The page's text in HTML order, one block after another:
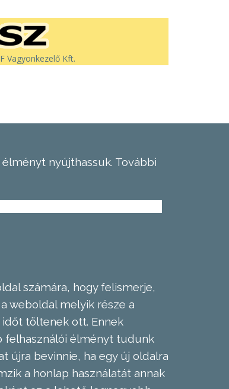
Vagyonkezelő Kft.
nyújthassuk. További
számára, hogy felismerje,
weboldal melyik része a
töltenek ott. Ennek
felhasználói élményt tudunk
újra bevinnie, ha egy új oldalra
a honlap használatát annak